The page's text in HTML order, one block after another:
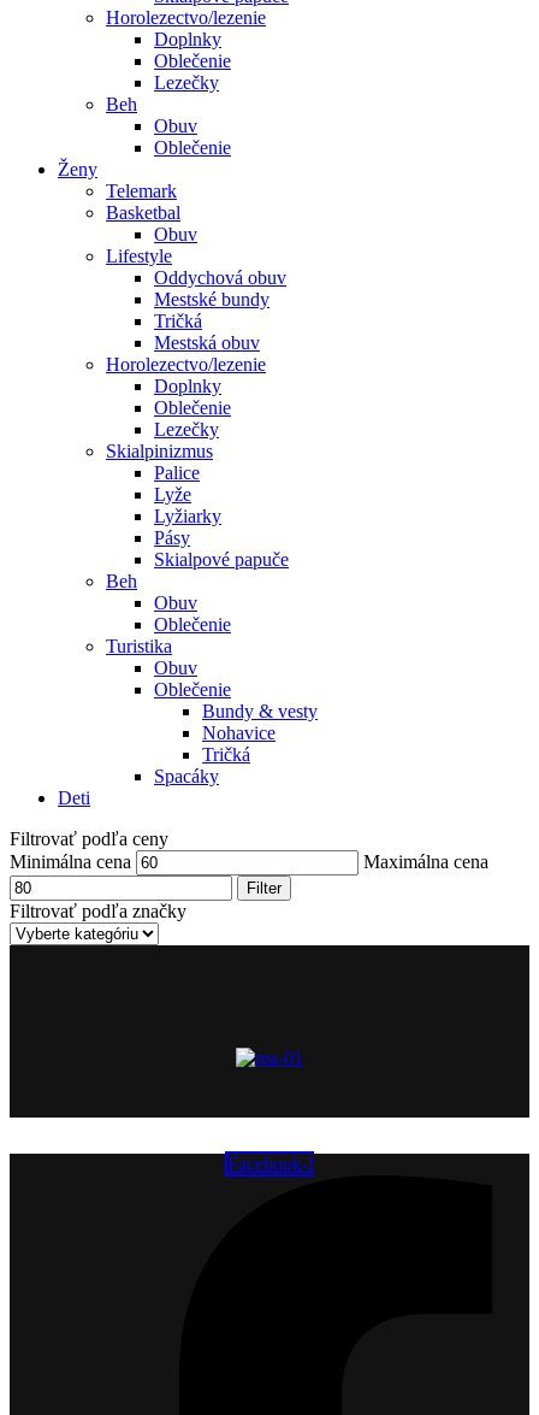
Horolezectvo/lezenie
Doplnky
Oblečenie
Lezečky
Beh
Obuv
Oblečenie
Ženy
Telemark
Basketbal
Obuv
Lifestyle
Oddychová obuv
Mestské bundy
Tričká
Mestská obuv
Horolezectvo/lezenie
Doplnky
Oblečenie
Lezečky
Skialpinizmus
Palice
Lyže
Lyžiarky
Pásy
Skialpové papuče
Beh
Obuv
Oblečenie
Turistika
Obuv
Oblečenie
Bundy & vesty
Nohavice
Tričká
Spacáky
Deti
Filtrovať podľa ceny
Minimálna cena
Maximálna cena
Filter
Filtrovať podľa značky
Facebook-f